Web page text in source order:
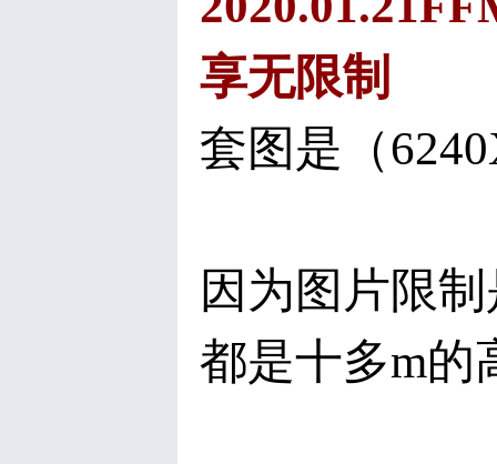
享无限制
套图是（
因为图片限
都是十多m的